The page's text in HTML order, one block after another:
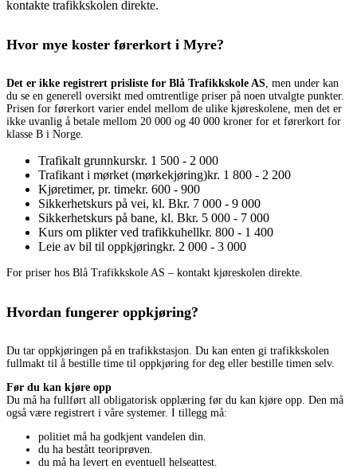
kontakte trafikkskolen direkte.
Hvor mye koster førerkort i Myre?
Det er ikke registrert prisliste for Blå Trafikkskole AS, men under kan
du se en generell oversikt med omtrentlige priser på noen utvalgte punkter.
Prisen for førerkort varier endel mellom de ulike kjøreskolene, men det er
ikke uvanlig å betale mellom 20 000 og 40 000 kroner for et førerkort for
klasse B i Norge.
Trafikalt grunnkurskr. 1 500 - 2 000
Trafikant i mørket (mørkekjøring)kr. 1 800 - 2 200
Kjøretimer, pr. timekr. 600 - 900
Sikkerhetskurs på vei, kl. Bkr. 7 000 - 9 000
Sikkerhetskurs på bane, kl. Bkr. 5 000 - 7 000
Kurs om plikter ved trafikkuhellkr. 800 - 1 400
Leie av bil til oppkjøringkr. 2 000 - 3 000
For priser hos Blå Trafikkskole AS – kontakt kjøreskolen direkte.
Hvordan fungerer oppkjøring?
Du tar oppkjøringen på en trafikkstasjon. Du kan enten gi trafikkskolen
fullmakt til å bestille time til oppkjøring for deg eller bestille timen selv.
Før du kan kjøre opp
Du må ha fullført all obligatorisk opplæring før du kan kjøre opp. Den må
også være registrert i våre systemer. I tillegg må:
politiet må ha godkjent vandelen din.
du ha bestått teoriprøven.
du må ha levert en eventuell helseattest.